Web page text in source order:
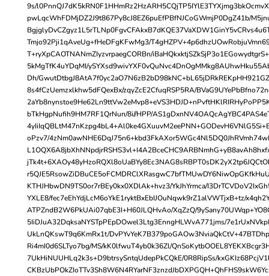
9s/
pwLqcWhFDMjDZ2J9t867Py8cJ8EZ6puEfPBfNJCoGWmjP0DgZ41b/
Tmjo92Pji1qAveUg+fHeDFgKFwMg3/
T+ryXpCAOTNANmZIyzvrpaegCORBn/
5kMgTfK4uYDqMI/
Dh/
8s4fCzUemzxlkhw5dFQexBx/zqyZcE2CfuqRSP5RA/
bTkHgpNufih9HM7RF1QrNun/8i//HPP/
oPzv7/
KTHJHbwDN9TS0or7rBEy0kx0XDlAk+hvz3/YkJhYrmca/
YXLE8/fec7eEhYdjLcM6oYkE1ryktBxEbIJOuNqwk9rZ1alVWTjxB+tz/
ATPZndB2W6PkUAi07qbE3I+H60JLQHvAo/XqZzQ/
5IiDJuA32DqksaNYSTpPEpDOwel3Ltg3EnngHLWvA771jms/
UkLnQKswT9q6KmRx1t/
Ri4mI0d6SLTyo7bg/MS/kK0lfwuT4yb0k36Zl/
7UkHiNUUHLq2k3s+D9btrsySntqUdepPkCQkE/0R8RipSs/